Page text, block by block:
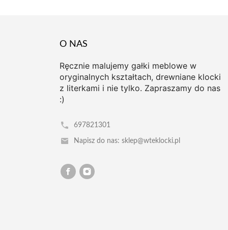
O NAS
Ręcznie malujemy gałki meblowe w
oryginalnych kształtach, drewniane klocki
z literkami i nie tylko. Zapraszamy do nas
:)
697821301
Napisz do nas: sklep@wteklocki.pl